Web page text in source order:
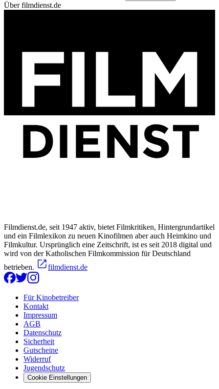
Über filmdienst.de
Filmdienst.de, seit 1947 aktiv, bietet Filmkritiken, Hintergrundartikel
und ein Filmlexikon zu neuen Kinofilmen aber auch Heimkino und
Filmkultur. Ursprünglich eine Zeitschrift, ist es seit 2018 digital und
wird von der Katholischen Filmkommission für Deutschland
betrieben.
filmdienst.de
Für Kinobetreiber
Kontakt
Impressum
AGB
Datenschutz
Sicherheit
Gutscheine
Widerruf
Jugendschutz
Cookie Einstellungen